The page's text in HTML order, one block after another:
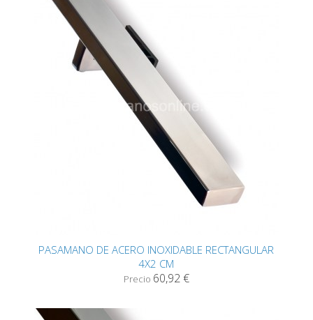
PASAMANO DE ACERO INOXIDABLE RECTANGULAR
4X2 CM
Precio 60,92 €